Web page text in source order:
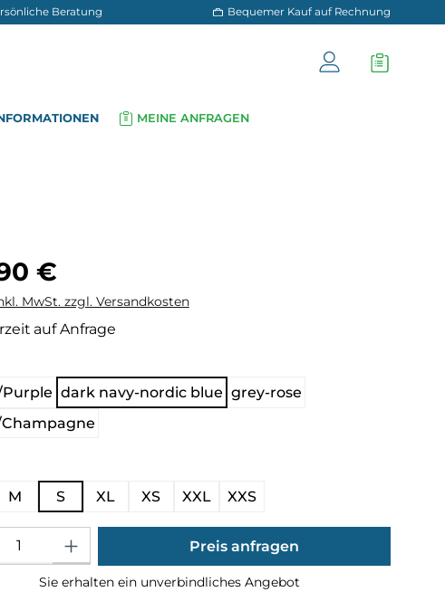
und persönliche Beratung Bequemer Kauf
INFORMATIONEN
Preis:
€
MwSt. zzgl. Versandkosten
auf Anfrage
dark navy-nordic blue grey-rose
M S XL XS XXL XXS
Preis anfragen
Sie erhalten ein unverbindliches Angebot